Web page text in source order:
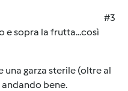
#3
e sopra la frutta...così
una garza sterile (oltre al
bene.